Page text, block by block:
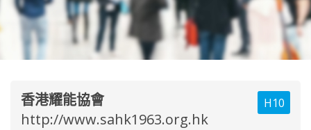
H10
香港耀能協會
http://www.sahk1963.org.hk